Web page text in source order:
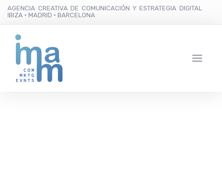
AGENCIA CREATIVA DE COMUNICACIÓN Y ESTRATEGIA DIGITAL
IBIZA · MADRID · BARCELONA